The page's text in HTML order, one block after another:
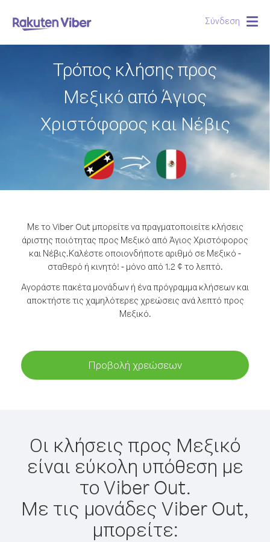
Σύνδεση
Τρόπος κλήσης προς
Μεξικό από Άγιος
Χριστόφορος και Νέβις
Με το Viber Out μπορείτε να πραγματοποιείτε κλήσεις
άριστης ποιότητας προς Μεξικό από Άγιος Χριστόφορος
και Νέβις.Καλέστε οποιονδήποτε αριθμό σε Μεξικό -
σταθερό ή κινητό! - μόνο από 1.2 ¢ το λεπτό.
Αγοράστε πακέτα μονάδων ή ένα πρόγραμμα κλήσεων και
αποκτήστε τις χαμηλότερες χρεώσεις ανά λεπτό προς
Μεξικό.
Προβολή χρεώσεων
Οι κλήσεις προς Μεξικό
είναι εύκολη υπόθεση με
το Viber Out.
Με τις μονάδες Viber Out,
μπορείτε: